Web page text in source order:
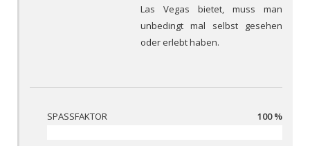
Las Vegas bietet, muss man
unbedingt mal selbst gesehen
oder erlebt haben.
SPASSFAKTOR 100 %